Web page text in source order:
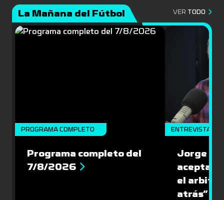
La Mañana del Fútbol VER TODO
PROGRAMA COMPLETO
Programa completo del
7/8/2026
ENTREVISTA
Jorge
aceptar
el
atrás”